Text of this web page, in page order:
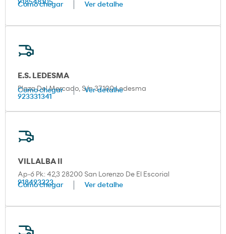
Como chegar Ver detalhe
E.S. LEDESMA
Plaza Del Mercado, S/n 37100 Ledesma
923331341
Como chegar Ver detalhe
918548105
Como chegar Ver detalhe
VILLALBA II
Ap-6 Pk: 42,3 28200 San Lorenzo De El Escorial
918493223